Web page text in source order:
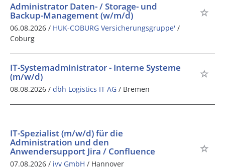
Administrator Daten- / Storage- und
Backup-Management (w/m/d)
06.08.2026 / HUK-COBURG Versicherungsgruppe' /
Coburg
IT-Systemadministrator - Interne Systeme
(m/w/d)
08.08.2026 / dbh Logistics IT AG / Bremen
IT-Spezialist (m/w/d) für die
Administration und den
Anwendersupport Jira / Confluence
07.08.2026 / ivv GmbH / Hannover